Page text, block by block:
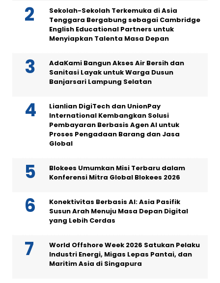
Sekolah-Sekolah Terkemuka di Asia
Tenggara Bergabung sebagai Cambridge
English Educational Partners untuk
Menyiapkan Talenta Masa Depan
AdaKami Bangun Akses Air Bersih dan
Sanitasi Layak untuk Warga Dusun
Banjarsari Lampung Selatan
Lianlian DigiTech dan UnionPay
International Kembangkan Solusi
Pembayaran Berbasis Agen AI untuk
Proses Pengadaan Barang dan Jasa
Global
Blokees Umumkan Misi Terbaru dalam
Konferensi Mitra Global Blokees 2026
Konektivitas Berbasis AI: Asia Pasifik
Susun Arah Menuju Masa Depan Digital
yang Lebih Cerdas
World Offshore Week 2026 Satukan Pelaku
Industri Energi, Migas Lepas Pantai, dan
Maritim Asia di Singapura